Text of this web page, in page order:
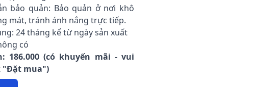
bảo quản: Bảo quản ở nơi khô
mát, tránh ánh nắng trực tiếp.
24 tháng kể từ ngày sản xuất
có
186.000 (có khuyến mãi - vui
"Đặt mua")